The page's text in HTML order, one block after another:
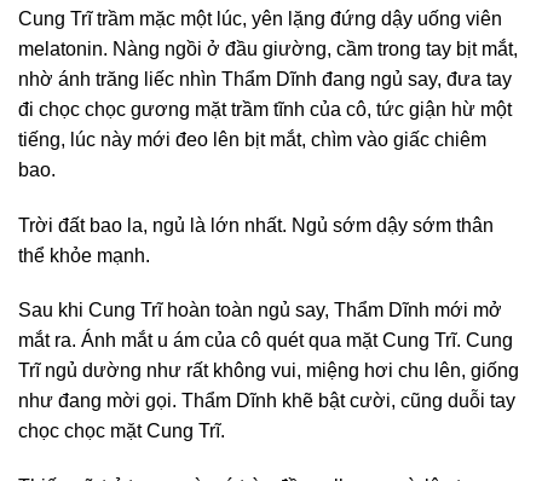
Cung Trĩ trầm mặc một lúc, yên lặng đứng dậy uống viên
melatonin. Nàng ngồi ở đầu giường, cầm trong tay bịt mắt,
nhờ ánh trăng liếc nhìn Thẩm Dĩnh đang ngủ say, đưa tay
đi chọc chọc gương mặt trầm tĩnh của cô, tức giận hừ một
tiếng, lúc này mới đeo lên bịt mắt, chìm vào giấc chiêm
bao.
Trời đất bao la, ngủ là lớn nhất. Ngủ sớm dậy sớm thân
thể khỏe mạnh.
Sau khi Cung Trĩ hoàn toàn ngủ say, Thẩm Dĩnh mới mở
mắt ra. Ánh mắt u ám của cô quét qua mặt Cung Trĩ. Cung
Trĩ ngủ dường như rất không vui, miệng hơi chu lên, giống
như đang mời gọi. Thẩm Dĩnh khẽ bật cười, cũng duỗi tay
chọc chọc mặt Cung Trĩ.